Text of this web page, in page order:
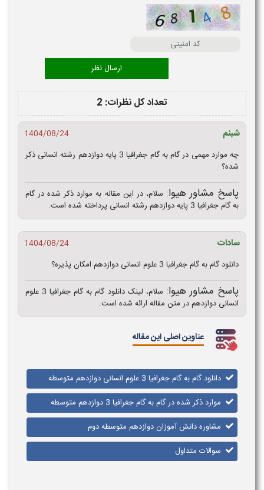
تعداد کل نظرات: 2
شبنم
1404/08/24
چه موارد مهمی در گام به گام جغرافیا 3 پایه دوازدهم رشته انسانی ذکر
شده؟
پاسخ مشاور هیوا: سلام، در این مقاله به موارد ذکر شده در گام
به گام جغرافیا 3 پایه دوازدهم رشته انسانی پرداخته شده است.
سادات
1404/08/24
دانلود گام به گام جغرافیا 3 ​علوم انسانی ​دوازدهم امکان پذیره؟
پاسخ مشاور هیوا:
سلام، لینک دانلود گام به گام جغرافیا 3 ​علوم
انسانی ​دوازدهم در متن مقاله ارائه شده است.
عناوین اصلی این مقاله
دانلود گام به گام جغرافیا ​3 علوم انسانی ​دوازدهم متوسطه
موارد ذکر شده در گام به گام جغرافیا ​3 ​دوازدهم متوسطه
مشاوره دانش آموزان دوازدهم متوسطه دوم
سوالات متداول